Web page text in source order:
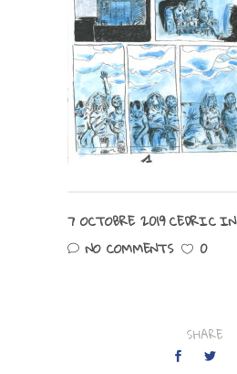
7 OCTOBRE 2019CEDRICIN
NO COMMENTS
0
SHARE